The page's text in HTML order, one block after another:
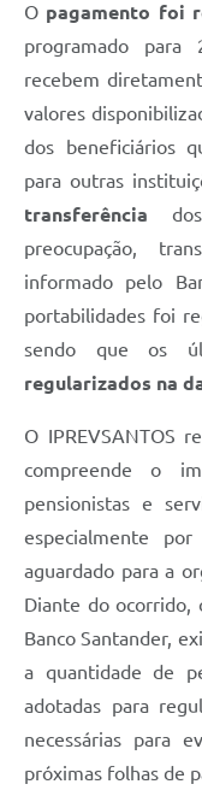
O pagamento foi
programado para
recebem
valores
dos beneficiários
para outras
transferência
preocupação,
informado pelo
portabilidades foi
sendo que os
regularizados na
O IPREVSANTOS
compreende o
pensionistas e
especialmente
aguardado para a
Diante do ocorrido,
Banco Santander,
a quantidade de
adotadas para
necessárias para
próximas folhas de